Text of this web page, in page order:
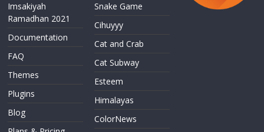
Imsakiyah
Ramadhan 2021
Documentation
FAQ
Themes
Plugins
Blog
Snake Game
Cihuyyy
Cat and Crab
Cat Subway
Esteem
Himalayas
ColorNews